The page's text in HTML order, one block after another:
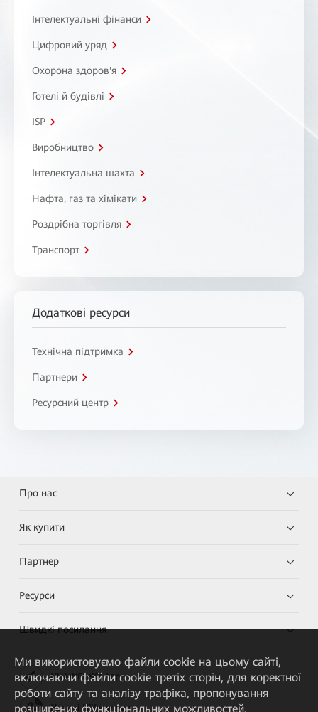
Інтелектуальні фінанси
Цифровий уряд
Охорона здоров'я
Готелі й будівлі
ISP
Виробництво
Інтелектуальна шахта
Нафта, газ та хімікати
Роздрібна торгівля
Транспорт
Додаткові ресурси
Технічна підтримка
Партнери
Ресурсний центр
Про нас
Як купити
Партнер
Ресурси
Швидкі посилання
HUAWEI eKit App
Huawei HiKnow App
Ми використовуємо файли cookie на цьому сайті,
включаючи файли cookie третіх сторін, для коректної
роботи сайту та аналізу трафіка, пропонування
розширених функціональних можливостей,